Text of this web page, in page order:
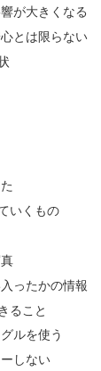
が大きくなる
とは限らない
いくもの
ったかの情報
ること
ルを使う
しない